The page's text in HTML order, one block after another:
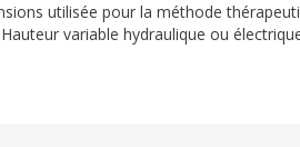
utilisée pour la méthode
Hauteur variable hydraulique ou